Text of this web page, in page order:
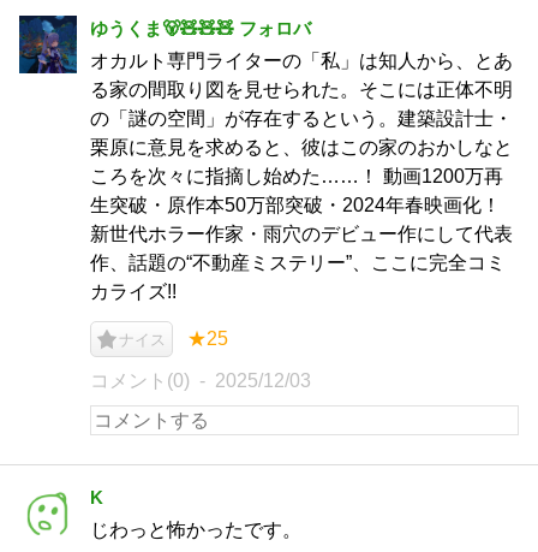
ゆうくま🐻🧸🧸🧸 フォロバ
オカルト専門ライターの「私」は知人から、とあ
る家の間取り図を見せられた。そこには正体不明
の「謎の空間」が存在するという。建築設計士・
栗原に意見を求めると、彼はこの家のおかしなと
ころを次々に指摘し始めた……！ 動画1200万再
生突破・原作本50万部突破・2024年春映画化！
新世代ホラー作家・雨穴のデビュー作にして代表
作、話題の“不動産ミステリー”、ここに完全コミ
カライズ!!
ナイス ★25
コメント(0) 2025/12/03
K
じわっと怖かったです。